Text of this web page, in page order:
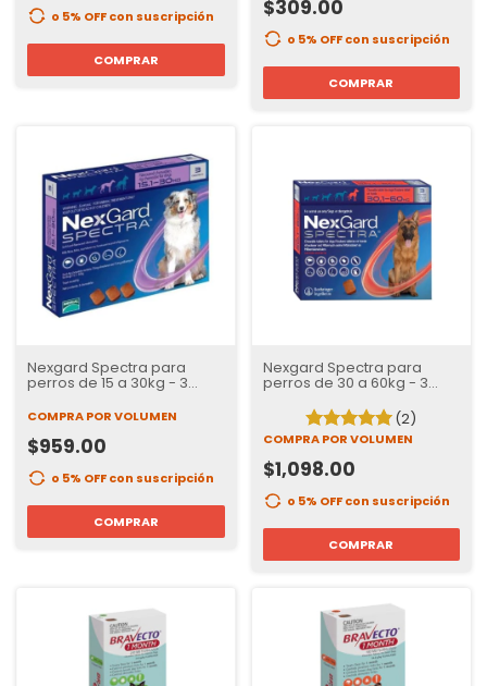
o 5% OFFcon suscripción
COMPRAR
$309.00
o 5% OFFcon suscripción
COMPRAR
Nexgard Spectra para
perros de 15 a 30kg - 3
tabletas
COMPRA POR VOLUMEN
$959.00
o 5% OFFcon suscripción
COMPRAR
Nexgard Spectra para
perros de 30 a 60kg - 3
tabletas
(2)
COMPRA POR VOLUMEN
$1,098.00
o 5% OFFcon suscripción
COMPRAR